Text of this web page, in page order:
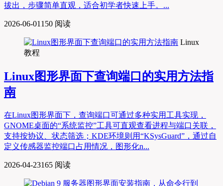
拔出，步骤简单直观，适合初学者快速上手。...
2026-06-01 150 阅读
Linux
教程
Linux图形界面下查询端口的实用方法指
南
在Linux图形界面下，查询端口可通过多种实用工具实现，
GNOME桌面的“系统监控”工具可直观查看进程与端口关联，
支持按协议、状态筛选；KDE环境则用“KSysGuard”，通过自
定义传感器监控端口占用情况，图形化n...
2026-04-23165 阅读